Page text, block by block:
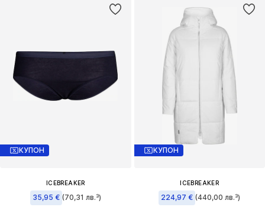
КУПОН
ICEBREAKER
35,95 € (70,31 лв.³)
КУПОН
ICEBREAKER
224,97 € (440,00 лв.³)